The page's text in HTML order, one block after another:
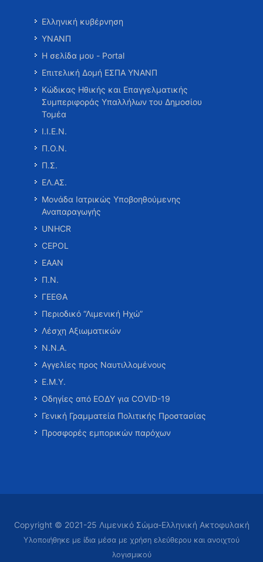
Ελληνική κυβέρνηση
ΥΝΑΝΠ
Η σελίδα μου - Portal
Επιτελική Δομή ΕΣΠΑ ΥΝΑΝΠ
Κώδικας Ηθικής και Επαγγελματικής
Συμπεριφοράς Υπαλλήλων του Δημοσίου
Τομέα
Ι.Ι.Ε.Ν.
Π.Ο.Ν.
Π.Σ.
ΕΛ.ΑΣ.
Μονάδα Ιατρικώς Υποβοηθούμενης
Αναπαραγωγής
UNHCR
CEPOL
ΕΑΑΝ
Π.Ν.
ΓΕΕΘΑ
Περιοδικό “Λιμενική Ηχώ”
Λέσχη Αξιωματικών
Ν.Ν.Α.
Αγγελίες προς Ναυτιλλομένους
Ε.Μ.Υ.
Οδηγίες από ΕΟΔΥ για COVID-19
Γενική Γραμματεία Πολιτικής Προστασίας
Προσφορές εμπορικών παρόχων
Copyright © 2021-25 Λιμενικό Σώμα-Ελληνική Ακτοφυλακή
Υλοποιήθηκε με ίδια μέσα με χρήση ελεύθερου και ανοιχτού
λογισμικού